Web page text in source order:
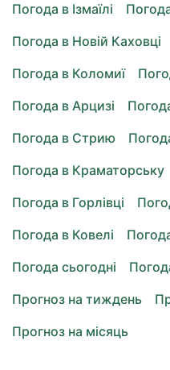
Погода в Ізмаїлі
Погода в Новій Каховці
Погода в Коломиї
Погода в Арцизі
Погода в Стрию
Погода в Краматорську
Погода в Горлівці
Погода в Ковелі
Погода сьогодні
Прогноз на тиждень
Прогноз на місяць